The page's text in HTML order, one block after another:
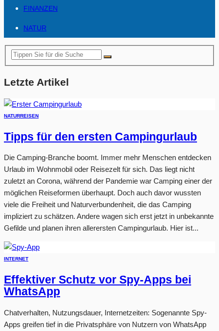
FINANZEN
NATUR
Letzte Artikel
NATURREISEN
Tipps für den ersten Campingurlaub
Die Camping-Branche boomt. Immer mehr Menschen entdecken
Urlaub im Wohnmobil oder Reisezelt für sich. Das liegt nicht
zuletzt an Corona, während der Pandemie war Camping einer der
möglichen Reiseformen überhaupt. Doch auch davor wussten
viele die Freiheit und Naturverbundenheit, die das Camping
impliziert zu schätzen. Andere wagen sich erst jetzt in unbekannte
Gefilde und planen ihren allerersten Campingurlaub. Hier ist...
INTERNET
Effektiver Schutz vor Spy-Apps bei
WhatsApp
Chatverhalten, Nutzungsdauer, Internetzeiten: Sogenannte Spy-
Apps greifen tief in die Privatsphäre von Nutzern von WhatsApp